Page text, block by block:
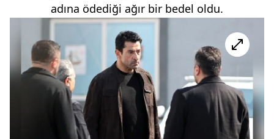
adına ödediği ağır bir bedel oldu.